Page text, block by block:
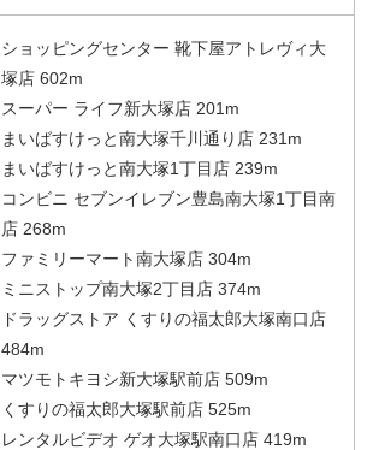
ショッピングセンター 靴下屋アトレヴィ大
塚店 602m
スーパー ライフ新大塚店 201m
まいばすけっと南大塚千川通り店 231m
まいばすけっと南大塚1丁目店 239m
コンビニ セブンイレブン豊島南大塚1丁目南
店 268m
ファミリーマート南大塚店 304m
ミニストップ南大塚2丁目店 374m
ドラッグストア くすりの福太郎大塚南口店
484m
マツモトキヨシ新大塚駅前店 509m
くすりの福太郎大塚駅前店 525m
レンタルビデオ ゲオ大塚駅南口店 419m